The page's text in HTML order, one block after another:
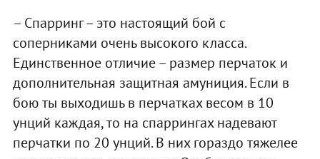
– Спарринг – это настоящий бой с
соперниками очень высокого класса.
Единственное отличие – размер перчаток и
дополнительная защитная амуниция. Если в
бою ты выходишь в перчатках весом в 10
унций каждая, то на спаррингах надевают
перчатки по 20 унций. В них гораздо тяжелее